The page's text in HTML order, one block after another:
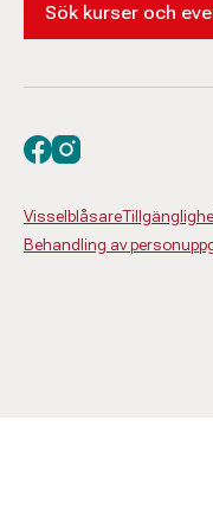
Sök kurser och
Visselblåsare
Behandling av
Besök oss på facebook
Besök oss på